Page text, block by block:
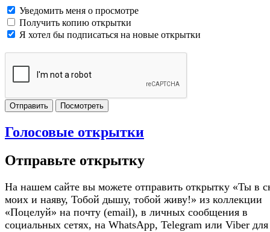
Уведомить меня о просмотре
Получить копию открытки
Я хотел бы подписаться на новые открытки
Отправить Посмотреть
Голосовые открытки
Отправьте открытку
На нашем сайте вы можете отправить открытку «Ты в
моих и наяву, Тобой дышу, тобой живу!» из коллекции
«Поцелуй» на почту (email), в личных сообщения в
социальных сетях, на WhatsApp, Telegram или Viber для